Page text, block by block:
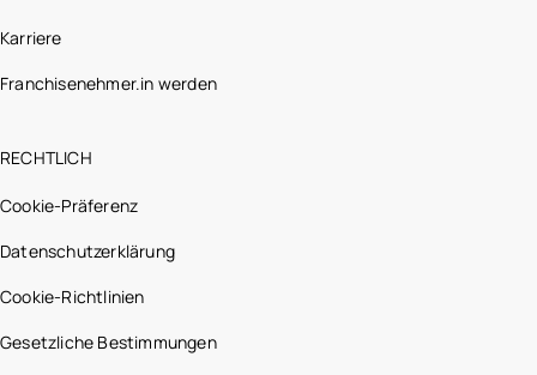
Karriere
Franchisenehmer.in werden
RECHTLICH
Cookie-Präferenz
Datenschutzerklärung
Cookie-Richtlinien
Gesetzliche Bestimmungen